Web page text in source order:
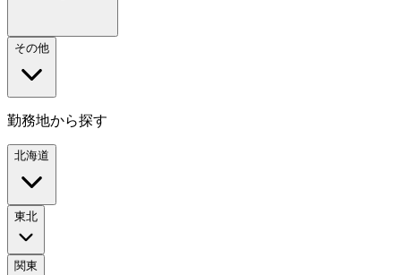
その他
勤務地から探す
北海道
東北
関東